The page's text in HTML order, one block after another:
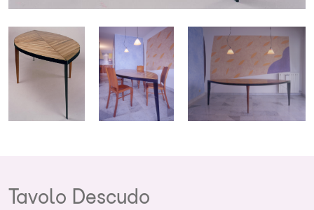
Tavolo Descudo